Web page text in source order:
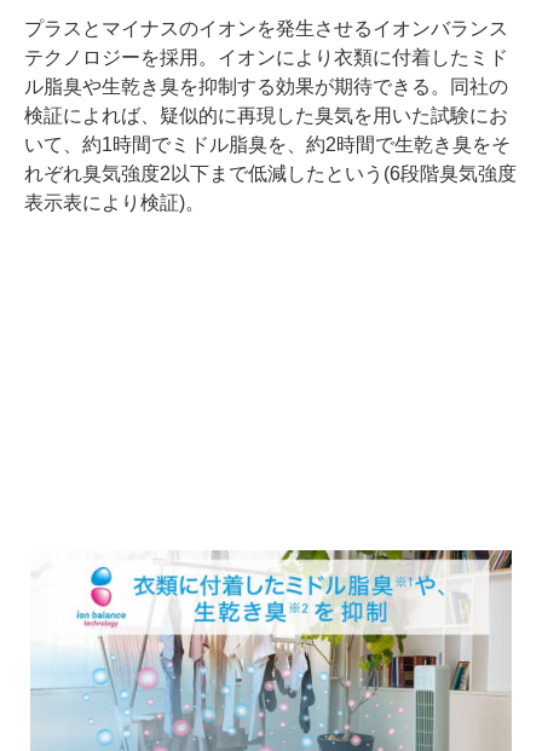
プラスとマイナスのイオンを発生させるイオンバランス
テクノロジーを採用。イオンにより衣類に付着したミド
ル脂臭や生乾き臭を抑制する効果が期待できる。同社の
検証によれば、疑似的に再現した臭気を用いた試験にお
いて、約1時間でミドル脂臭を、約2時間で生乾き臭をそ
れぞれ臭気強度2以下まで低減したという(6段階臭気強度
表示表により検証)。